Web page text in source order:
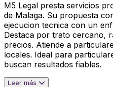
M5 Legal presta servicios
de Malaga. Su propuesta
ejecucion tecnica con un
Destaca por trato cercano,
precios. Atiende a
locales. Ideal para
buscan resultados fiables.
Leer más